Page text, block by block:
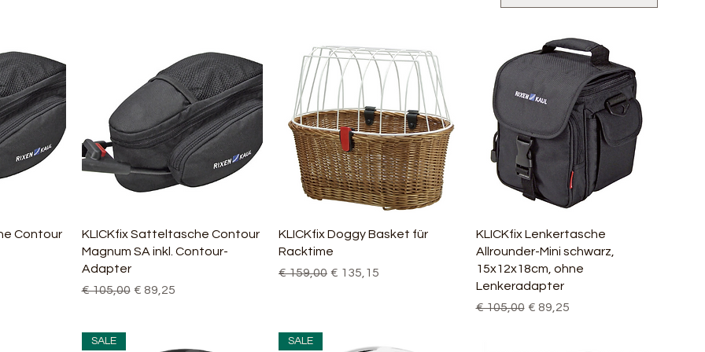
Contour
Schnellansicht
KLICKfix Satteltasche Contour
Magnum SA inkl. Contour-
Adapter
Standardpreis
€ 105,00 Sale-Preis
€ 89,25
Schnellansicht
KLICKfix Doggy Basket für
Racktime
Standardpreis
€ 159,00 Sale-Preis
€ 135,15
Schnellansicht
KLICKfix Lenkertasche
Allrounder-Mini schwarz,
15x12x18cm, ohne
Lenkeradapter
Standardpreis
€ 105,00 Sale-Preis
€ 89,25
SALE SALE